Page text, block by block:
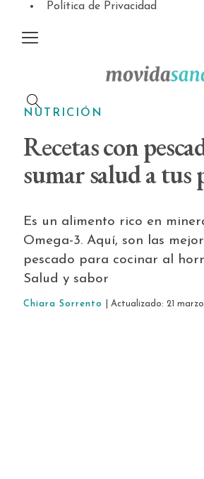
Política de Privacidad
NUTRICIÓN
Recetas con
sumar salud a tus
Es un alimento rico en
Omega-3. Aquí, son las
pescado para cocinar al
Salud y sabor
Chiara Sorrento | Actualizado: 21